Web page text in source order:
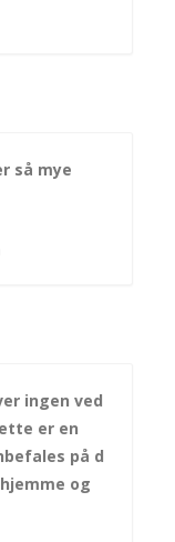
så mye
ingen ved
er en
på d
og